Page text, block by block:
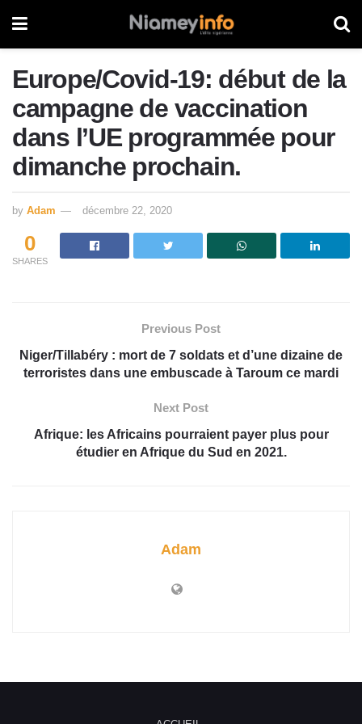
Europe/Covid-19: début de la
campagne de vaccination
dans l’UE programmée pour
dimanche prochain.
by Adam décembre 22, 2020
0
SHARES
Previous Post
Niger/Tillabéry : mort de 7 soldats et d’une dizaine de
terroristes dans une embuscade à Taroum ce mardi
Next Post
Afrique: les Africains pourraient payer plus pour
étudier en Afrique du Sud en 2021.
Adam